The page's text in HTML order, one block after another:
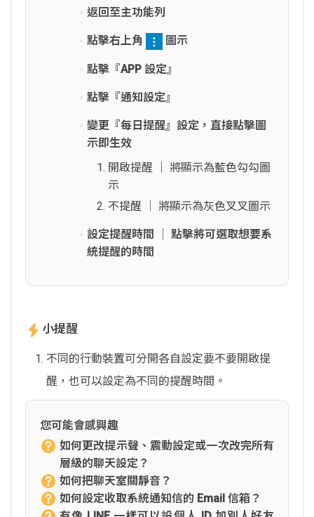
返回至主功能列
點擊右上角 圖示
點擊『APP 設定』
點擊『通知設定』
變更『每日提醒』設定，直接點擊圖
示即生效
開啟提醒 │ 將顯示為藍色勾勾圖
示
不提醒 │ 將顯示為灰色叉叉圖示
設定提醒時間 │ 點擊將可選取想要系
統提醒的時間
小提醒
不同的行動裝置可分開各自設定要不要開啟提
醒，也可以設定為不同的提醒時間。
您可能會感興趣
如何更改提示聲、震動設定或一次改完所有
層級的聊天設定？
如何把聊天室關靜音？
如何設定收取系統通知信的 Email 信箱？